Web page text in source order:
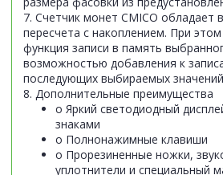
7. Счетчик монет CMICO обладает
пересчета с накоплением. При
функция записи в память
возможностью добавления к
последующих выбираемых
8. Дополнительные преимущества
o Яркий светодиодный
знаками
o Полнонажимные клавиши
o Прорезиненные ножки,
уплотнители и специальный